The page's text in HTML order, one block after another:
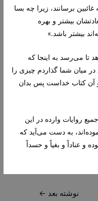
برسانند، زیرا چه بسا
بیشتر و بهره
بیشتر باشد.»
تا مى‌رسد به اینجا كه
میان شما گذاردم چیزى را
و آن كتاب خداست پس بدان
روایات وارده در این
به دست مى‌آید كه
و عناداً و بغیاً و حسداً
نوشته بعد ←